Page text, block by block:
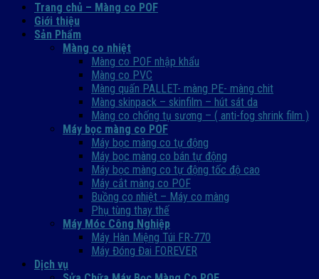
Trang chủ – Màng co POF
Giới thiệu
Sản Phẩm
Màng co nhiệt
Màng co POF nhập khẩu
Màng co PVC
Màng quấn PALLET- màng PE- màng chit
Màng skinpack – skinfilm – hút sát da
Màng co chống tụ sương – ( anti-fog shrink film )
Máy bọc màng co POF
Máy bọc màng co tự động
Máy bọc màng co bán tự động
Máy bọc màng co tự động tốc độ cao
Máy cắt màng co POF
Buồng co nhiệt – Máy co màng
Phụ tùng thay thế
Máy Móc Công Nghiệp
Máy Hàn Miệng Túi FR-770
Máy Đóng Đai FOREVER
Dịch vụ